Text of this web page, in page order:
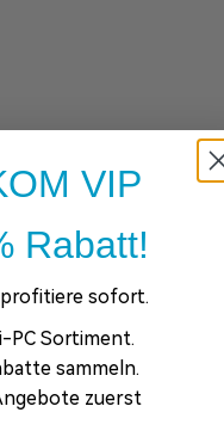
VIP
Rabatt!
profitiere sofort.
PC Sortiment.
sammeln.
zuerst